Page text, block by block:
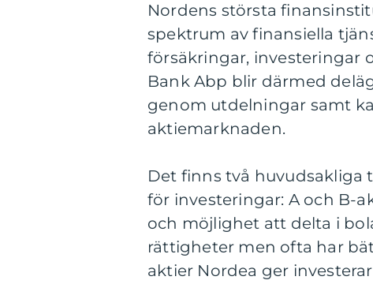
Nordens största
spektrum av finansiella
försäkringar, investeringar
Bank Abp blir därmed
genom utdelningar samt
aktiemarknaden.
Det finns två huvudsakliga
för investeringar: A och B-
och möjlighet att delta i
rättigheter men ofta har
aktier Nordea ger